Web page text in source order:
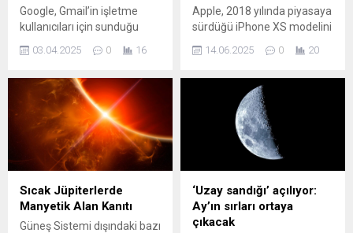
Google, Gmail’in işletme
kullanıcıları için sunduğu
yeni uçtan uca şifreleme
(E2EE) modelini duyurdu. Bu
posta güvenliğini büyük
ölçüde artırırken, şifreli e-
postaların farklı platformlar
arasında kolayca
gönderilmesini sağlıyor.
03.04.2025 0 16
Apple, 2018 yılında piyasaya
sürdüğü iPhone XS modelini
"külüstür" (vintage) ürünler
listesine dahil etti. Bu kararla
tarihindeki yerini alırken
kullanıcılar için de bir dönem
sona erdi.
14.06.2025 0 20
Sıcak Jüpiterlerde
Manyetik Alan Kanıtı
Güneş Sistemi dışındaki bazı
‘Uzay sandığı’ açılıyor:
Ay’ın sırları ortaya
çıkacak